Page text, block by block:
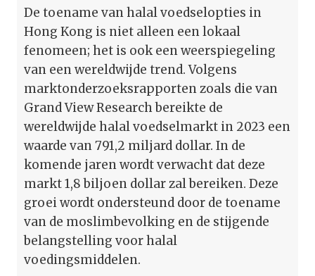
De toename van halal voedselopties in
Hong Kong is niet alleen een lokaal
fenomeen; het is ook een weerspiegeling
van een wereldwijde trend. Volgens
marktonderzoeksrapporten zoals die van
Grand View Research bereikte de
wereldwijde halal voedselmarkt in 2023 een
waarde van 791,2 miljard dollar. In de
komende jaren wordt verwacht dat deze
markt 1,8 biljoen dollar zal bereiken. Deze
groei wordt ondersteund door de toename
van de moslimbevolking en de stijgende
belangstelling voor halal
voedingsmiddelen.